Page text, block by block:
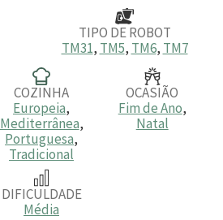
TIPO DE ROBOT
TM31, TM5, TM6, TM7
COZINHA
Europeia,
Mediterrânea,
Portuguesa,
Tradicional
OCASIÃO
Fim de Ano,
Natal
DIFICULDADE
Média